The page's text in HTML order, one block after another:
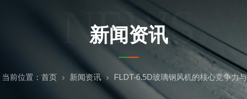
NEWS
新闻资讯
当前位置： 首页 新闻资讯 FLDT-6.5D玻璃钢风机的核心竞争力